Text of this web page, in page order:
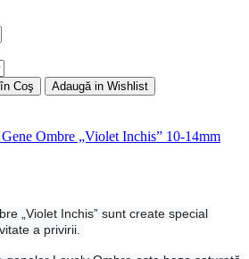
Coş
Adaugă in Wishlist
Ombre „Violet Inchis” 10-14mm
„Violet Inchis” sunt create special
a privirii.